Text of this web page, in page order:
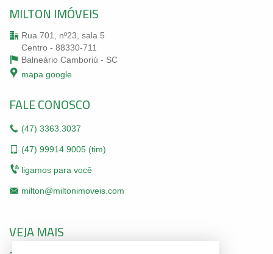
MILTON IMÓVEIS
Rua 701, nº23, sala 5
Centro - 88330-711
Balneário Camboriú - SC
mapa google
FALE CONOSCO
(47) 3363.3037
(47) 99914.9005 (tim)
ligamos para você
milton@miltonimoveis.com
VEJA MAIS